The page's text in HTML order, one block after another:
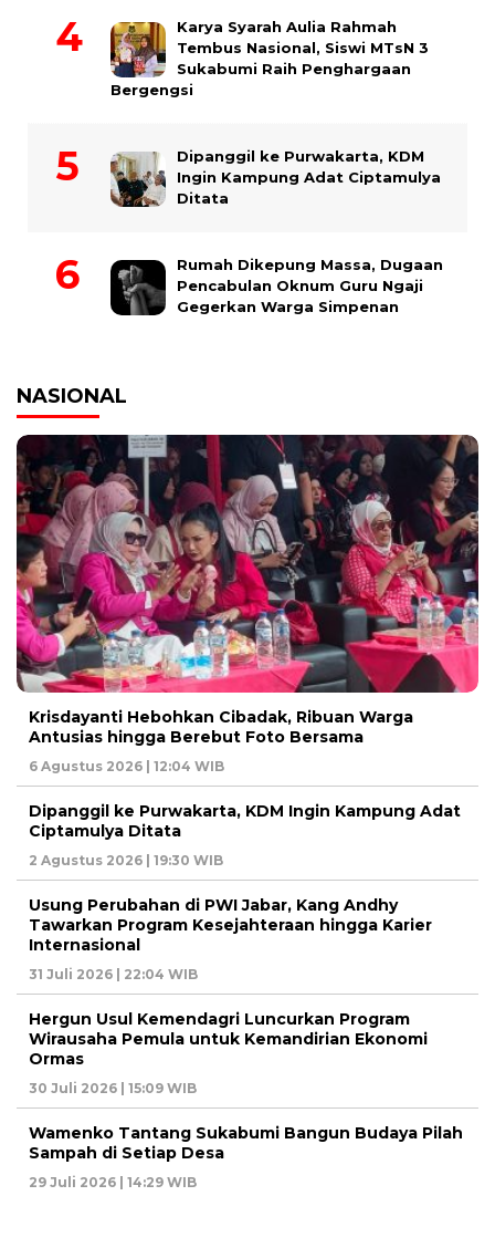
Karya Syarah Aulia Rahmah
Tembus Nasional, Siswi MTsN 3
Sukabumi Raih Penghargaan
Bergengsi
Dipanggil ke Purwakarta, KDM
Ingin Kampung Adat Ciptamulya
Ditata
Rumah Dikepung Massa, Dugaan
Pencabulan Oknum Guru Ngaji
Gegerkan Warga Simpenan
NASIONAL
Krisdayanti Hebohkan Cibadak, Ribuan Warga
Antusias hingga Berebut Foto Bersama
6 Agustus 2026 | 12:04 WIB
Dipanggil ke Purwakarta, KDM Ingin Kampung Adat
Ciptamulya Ditata
2 Agustus 2026 | 19:30 WIB
Usung Perubahan di PWI Jabar, Kang Andhy
Tawarkan Program Kesejahteraan hingga Karier
Internasional
31 Juli 2026 | 22:04 WIB
Hergun Usul Kemendagri Luncurkan Program
Wirausaha Pemula untuk Kemandirian Ekonomi
Ormas
30 Juli 2026 | 15:09 WIB
Wamenko Tantang Sukabumi Bangun Budaya Pilah
Sampah di Setiap Desa
29 Juli 2026 | 14:29 WIB